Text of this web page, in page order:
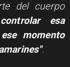
del cuerpo
esa
momento
.